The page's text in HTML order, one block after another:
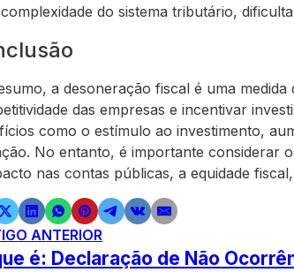
complexidade do sistema tributário,
a desoneração fiscal é uma
das empresas e incentivar
como o estímulo ao investimento,
No entanto, é importante considerar
nas contas públicas, a equidade
ANTERIOR
é: Declaração de Não